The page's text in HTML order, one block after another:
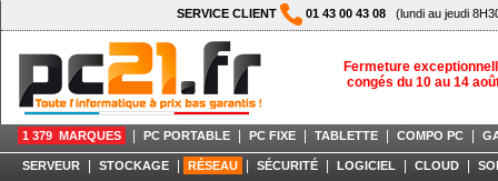
SERVICE CLIENT 01 43 00 43 08 (lundi au jeudi
Fermeture
congés du 10 au 14
1 379 MARQUES PC PORTABLE PC FIXE TABLETTE COMPO PC
SERVEUR STOCKAGE RÉSEAU SÉCURITÉ LOGICIEL CLOUD